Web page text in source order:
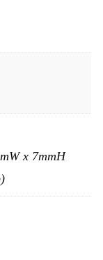
x 7mmH